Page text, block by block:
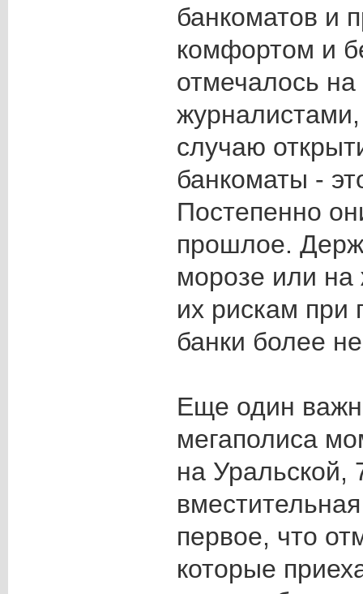
банкоматов и
комфортом и
отмечалось на
случаю
банкоматы -
Постепенно
прошлое.
морозе или на
их рискам при
банки более
Еще один
мегаполиса
на Уральской,
первое, что
которые